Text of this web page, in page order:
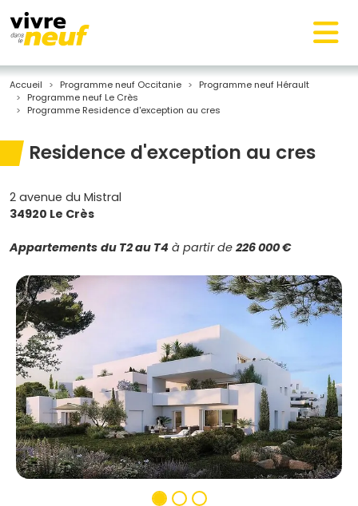
Accueil Programme neuf Occitanie
Programme neuf Hérault
Programme neuf Le Crès
Programme Residence d'exception au cres
Residence d'exception au cres
2 avenue du Mistral
34920 Le Crès
Appartements du T2 au T4 à partir de 226 000 €